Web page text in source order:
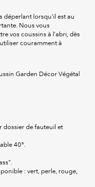
déperlant lorsqu'il est au
Nous vous
vos coussins à l’abri, dès
couramment à
Garden Décor Végétal
dossier de fauteuil et
40°.
: vert, perle, rouge,